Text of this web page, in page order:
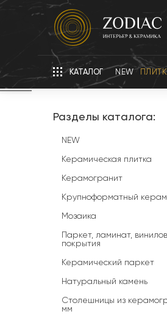
КАТАЛОГ NEW
Разделы каталога:
NEW
Керамическая плитка
Керамогранит
Крупноформатный
Мозаика
Паркет, ламинат,
покрытия
Керамический паркет
Натуральный камень
Столешницы из
мм